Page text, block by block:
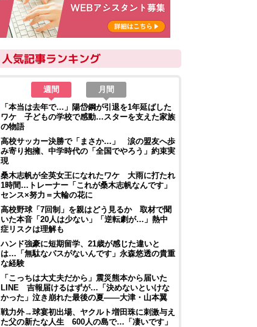
週間
月間
「本当は去年で…」陽岱鋼が引退を1年延ばした
ワケ 子どもの学校で感動…スターを支えた家族
の物語
高校サッカー決勝で「まさか…」 涙の盟友へ歩
み寄り抱擁、中学時代の「全国でやろう」約束実
現
桑木志帆が全英女王になれたワケ 大雨に打たれ
1時間…トレーナー「これが桑木志帆なんです」
センス×努力＝大輪の花に
高校野球「7回制」を親はどう見るか 取材で聞
いた本音「20人は少ない」「逆転劇が…」熱中
症リスクは理解も
ハンド強豪に短期留学、21歳が感じた違いと
は…「無駄なパスがないんです」永森悠透の貴重
な経験
「こっちは大丈夫だから」震災熊本から届いた
LINE 吉報届けるはずが…「決めないといけな
かった」泣き崩れた最後の夏――大津・山本翼
戦力外→球宴初出場、ヤクルト増田珠に刺激与え
た父の新たな人生 600人の島で…「凄いです」